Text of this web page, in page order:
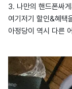
3. 나만의 핸드폰싸
여기저기 할인&혜택
아정당이 역시 다른